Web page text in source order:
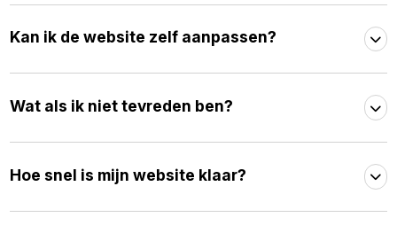
Kan ik de website zelf aanpassen?
Wat als ik niet tevreden ben?
Hoe snel is mijn website klaar?